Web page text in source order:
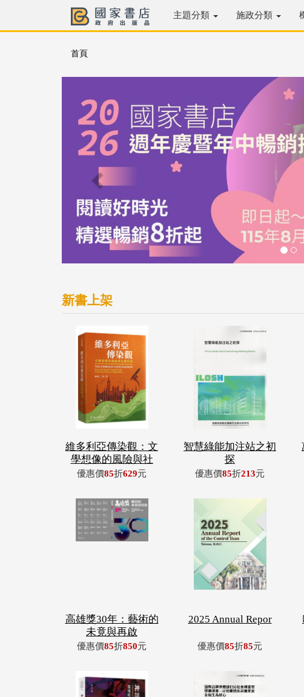
主題分類 施政分類
首頁
新書上架
維多利亞傳染觀：文
學想像的風險與社
優惠價85折629元
智慧綠能加注站之初
探
優惠價85折213元
高雄獎30年：藝術的
未竟與再啟
優惠價85折850元
2025 Annual Repor
優惠價85折85元